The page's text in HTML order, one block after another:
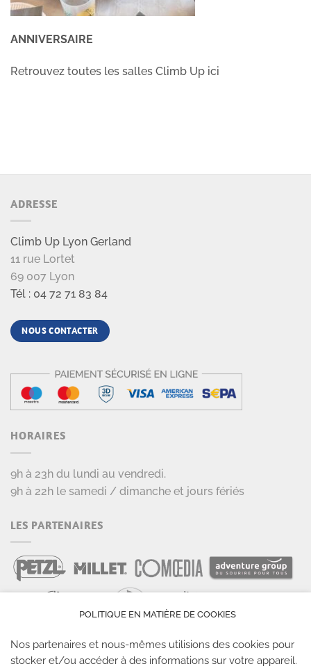
ANNIVERSAIRE
Retrouvez toutes les salles Climb Up ici
ADRESSE
Climb Up Lyon Gerland
11 rue Lortet
69 007 Lyon
Tél : 04 72 71 83 84
NOUS CONTACTER
HORAIRES
9h à 23h du lundi au vendredi.
9h à 22h le samedi / dimanche et jours fériés
LES PARTENAIRES
POLITIQUE EN MATIÈRE DE COOKIES
Nos partenaires et nous-mêmes utilisions des cookies pour
stocker et/ou accéder à des informations sur votre appareil.